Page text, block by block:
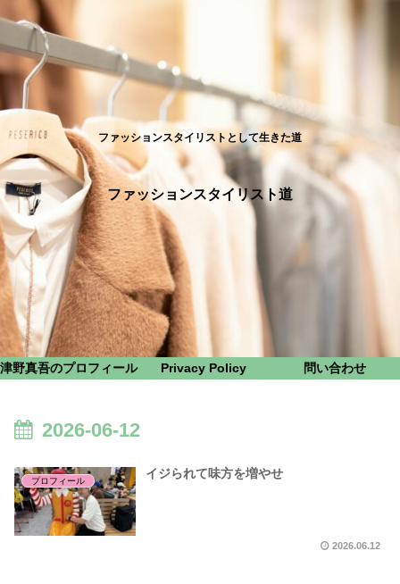
ファッションスタイリストとして生きた道
ファッションスタイリスト道
津野真吾のプロフィール Privacy Policy 問い合わせ
2026-06-12
プロフィール
イジられて味方を増やせ
2026.06.12